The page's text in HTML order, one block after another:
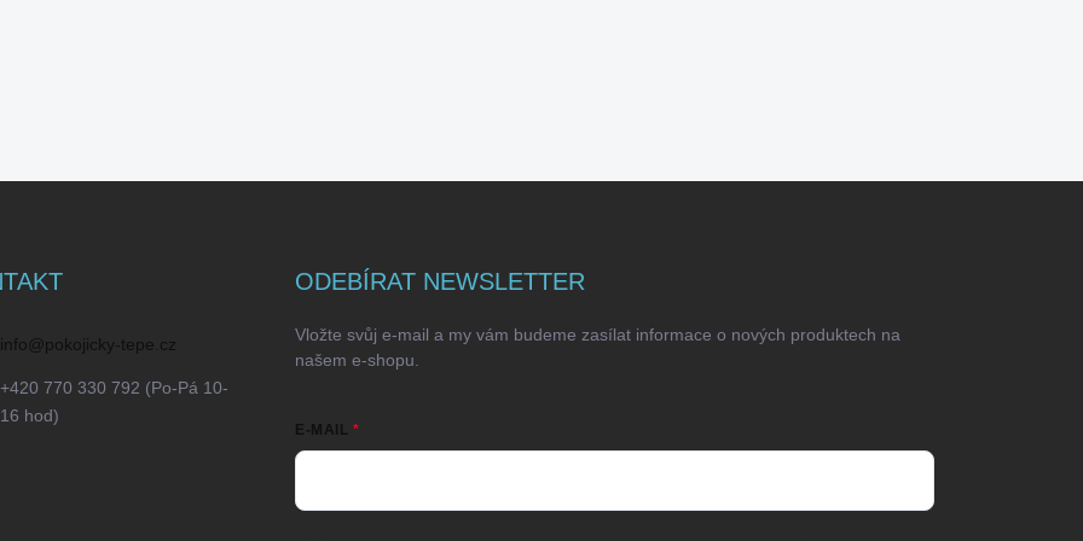
info@pokojicky-tepe.cz
+420 770 330 792 (Po-Pá 10-
16 hod)
ODEBÍRAT NEWSLETTER
Vložte svůj e-mail a my vám budeme zasílat informace o nových produktech na
našem e-shopu.
E-MAIL